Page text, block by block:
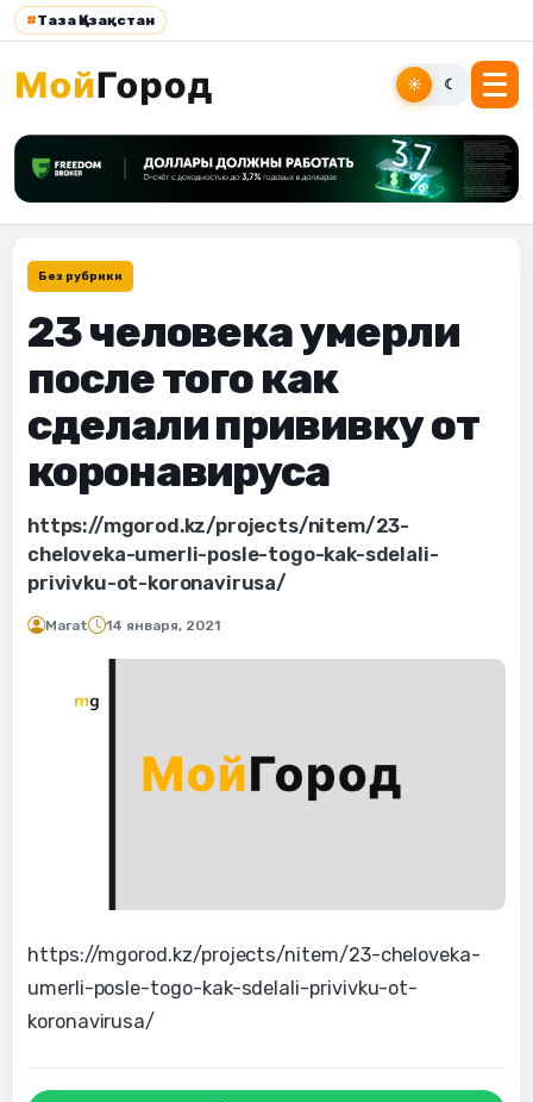
#Таза Қазақстан
☀ ☾
Без рубрики
23 человека умерли
после того как
сделали прививку от
коронавируса
https://mgorod.kz/projects/nitem/23-
cheloveka-umerli-posle-togo-kak-sdelali-
privivku-ot-koronavirusa/
Marat 14 января, 2021
https://mgorod.kz/projects/nitem/23-cheloveka-
umerli-posle-togo-kak-sdelali-privivku-ot-
koronavirusa/